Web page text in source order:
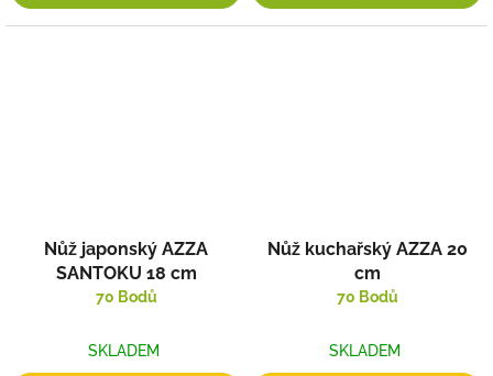
Nůž japonský AZZA
SANTOKU 18 cm
70 Bodů
SKLADEM
Nůž kuchařský AZZA 20
cm
70 Bodů
SKLADEM